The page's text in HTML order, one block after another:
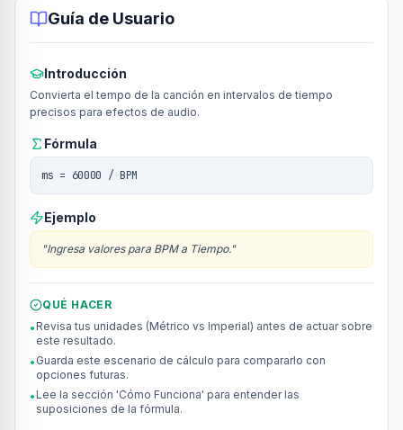
Guía de Usuario
Introducción
Convierta el tempo de la canción en intervalos de tiempo
precisos para efectos de audio.
Fórmula
ms = 60000 / BPM
Ejemplo
"Ingresa valores para BPM a Tiempo."
QUÉ HACER
• Revisa tus unidades (Métrico vs Imperial) antes de actuar sobre
este resultado.
• Guarda este escenario de cálculo para compararlo con
opciones futuras.
• Lee la sección 'Cómo Funciona' para entender las
suposiciones de la fórmula.